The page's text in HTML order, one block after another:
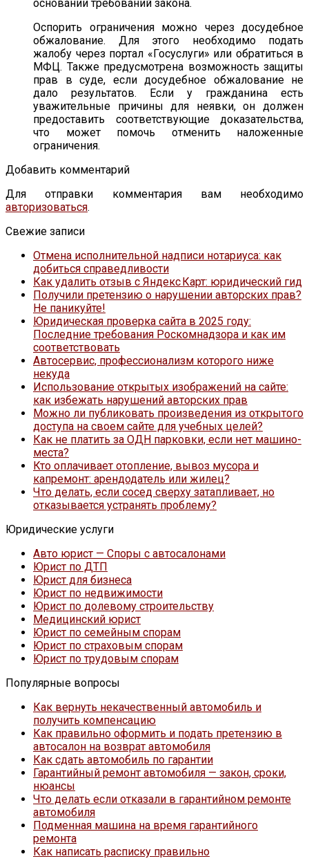
основании требований закона.
Оспорить ограничения можно через досудебное
обжалование. Для этого необходимо подать
жалобу через портал «Госуслуги» или обратиться в
МФЦ. Также предусмотрена возможность защиты
прав в суде, если досудебное обжалование не
дало результатов. Если у гражданина есть
уважительные причины для неявки, он должен
предоставить соответствующие доказательства,
что может помочь отменить наложенные
ограничения.
Добавить комментарий
Для отправки комментария вам необходимо
авторизоваться.
Свежие записи
Отмена исполнительной надписи нотариуса: как
добиться справедливости
Как удалить отзыв с Яндекс Карт: юридический гид
Получили претензию о нарушении авторских прав?
Не паникуйте!
Юридическая проверка сайта в 2025 году:
Последние требования Роскомнадзора и как им
соответствовать
Автосервис, профессионализм которого ниже
некуда
Использование открытых изображений на сайте:
как избежать нарушений авторских прав
Можно ли публиковать произведения из открытого
доступа на своем сайте для учебных целей?
Как не платить за ОДН парковки, если нет машино-
места?
Кто оплачивает отопление, вывоз мусора и
капремонт: арендодатель или жилец?
Что делать, если сосед сверху затапливает, но
отказывается устранять проблему?
Юридические услуги
Авто юрист — Споры с автосалонами
Юрист по ДТП
Юрист для бизнеса
Юрист по недвижимости
Юрист по долевому строительству
Медицинский юрист
Юрист по семейным спорам
Юрист по страховым спорам
Юрист по трудовым спорам
Популярные вопросы
Как вернуть некачественный автомобиль и
получить компенсацию
Как правильно оформить и подать претензию в
автосалон на возврат автомобиля
Как сдать автомобиль по гарантии
Гарантийный ремонт автомобиля — закон, сроки,
нюансы
Что делать если отказали в гарантийном ремонте
автомобиля
Подменная машина на время гарантийного
ремонта
Как написать расписку правильно